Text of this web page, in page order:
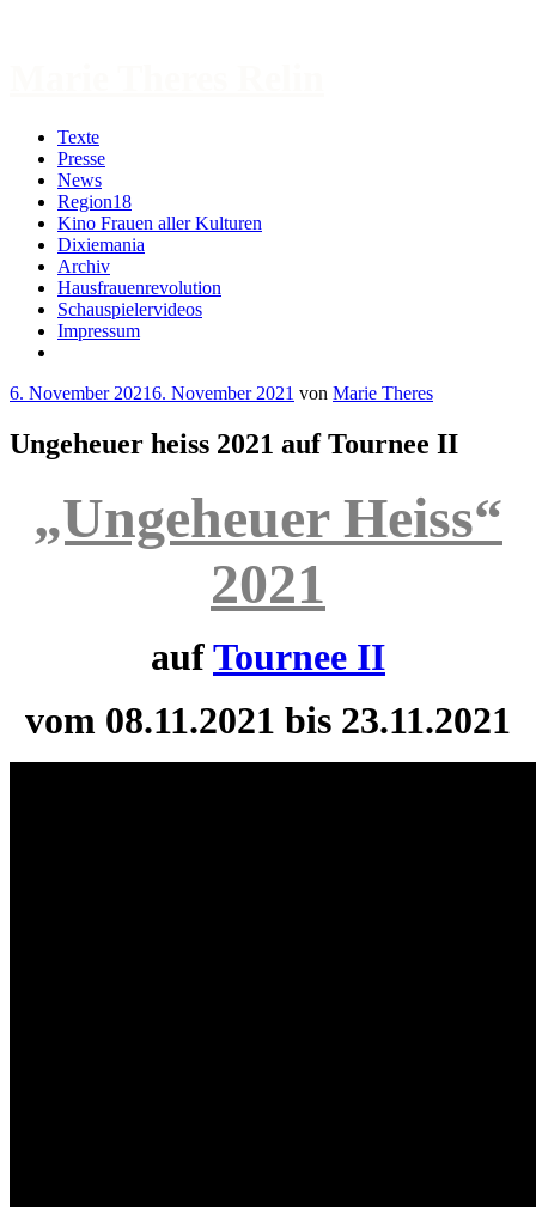
Texte
Presse
News
Region18
Kino Frauen aller Kulturen
Dixiemania
Archiv
Hausfrauenrevolution
Schauspielervideos
Impressum
6. November 20216. November 2021 von Marie Theres
Ungeheuer heiss 2021 auf Tournee II
„Ungeheuer Heiss“
2021
aufTournee II
vom 08.11.2021 bis 23.11.2021